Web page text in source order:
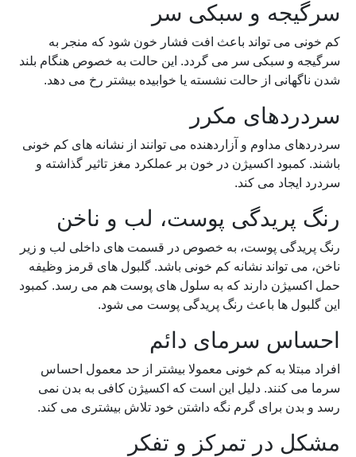
سرگیجه و سبکی سر
کم خونی می تواند باعث افت فشار خون شود که منجر به
سرگیجه و سبکی سر می گردد. این حالت به خصوص هنگام بلند
شدن ناگهانی از حالت نشسته یا خوابیده بیشتر رخ می دهد.
سردردهای مکرر
سردردهای مداوم و آزاردهنده می توانند از نشانه های کم خونی
باشند. کمبود اکسیژن در خون بر عملکرد مغز تاثیر گذاشته و
سردرد ایجاد می کند.
رنگ پریدگی پوست، لب و ناخن
رنگ پریدگی پوست، به خصوص در قسمت های داخلی لب و زیر
ناخن، می تواند نشانه کم خونی باشد. گلبول های قرمز وظیفه
حمل اکسیژن دارند که به سلول های پوست هم می رسد. کمبود
این گلبول ها باعث رنگ پریدگی پوست می شود.
احساس سرمای دائم
افراد مبتلا به کم خونی معمولا بیشتر از حد معمول احساس
سرما می کنند. دلیل این است که اکسیژن کافی به بدن نمی
رسد و بدن برای گرم نگه داشتن خود تلاش بیشتری می کند.
مشکل در تمرکز و تفکر